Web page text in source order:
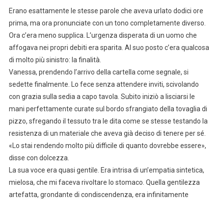
Erano esattamente le stesse parole che aveva urlato dodici ore
prima, ma ora pronunciate con un tono completamente diverso.
Ora c’era meno supplica. L’urgenza disperata di un uomo che
affogava nei propri debiti era sparita. Al suo posto c’era qualcosa
di molto più sinistro: la finalità.
Vanessa, prendendo l’arrivo della cartella come segnale, si
sedette finalmente. Lo fece senza attendere inviti, scivolando
con grazia sulla sedia a capo tavola. Subito iniziò a lisciarsi le
mani perfettamente curate sul bordo sfrangiato della tovaglia di
pizzo, sfregando il tessuto tra le dita come se stesse testando la
resistenza di un materiale che aveva già deciso di tenere per sé.
«Lo stai rendendo molto più difficile di quanto dovrebbe essere»,
disse con dolcezza.
La sua voce era quasi gentile. Era intrisa di un’empatia sintetica,
mielosa, che mi faceva rivoltare lo stomaco. Quella gentilezza
artefatta, grondante di condiscendenza, era infinitamente